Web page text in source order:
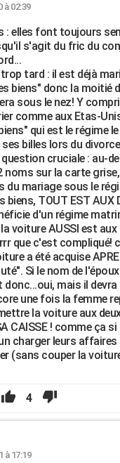
à 02:39
: elles font toujours
s'agit du fric du
tard : il est déjà
biens" donc la moitié
sous le nez! Y
comme aux Etas-
qui est le régime
billes lors du
cruciale : au-
noms sur la carte
du mariage sous le
TOUT EST AUX
d'un régime
voiture AUSSI est aux
que c'est compliqué!
a été acquise
Si le nom de
donc...oui, mais il
une fois la femme
la voiture aux
CAISSE ! comme ça
charger leurs affaires
(sans couper la
4
à 17:19